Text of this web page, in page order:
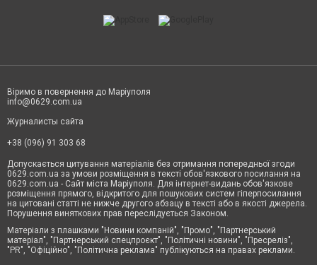
Віримо в повернення до Маріуполя
info@0629.com.ua
Журналисты сайта
+38 (096) 91 303 68
Допускається цитування матеріалів без отримання попередньої згоди
0629.com.ua за умови розміщення в тексті обов'язкового посилання на
0629.com.ua - Сайт міста Маріуполя. Для інтернет-видань обов'язкове
розміщення прямого, відкритого для пошукових систем гіперпосилання
на цитовані статті не нижче другого абзацу в тексті або в якості джерела.
Порушення виняткових прав переслідується Законом.
Матеріали з плашками "Новини компаній", "Промо", "Партнерський
матеріал", "Партнерський спецпроєкт", "Політичні новини", "Пресреліз",
"PR", "Офіційно", "Політична реклама" публікуються на правах реклами.